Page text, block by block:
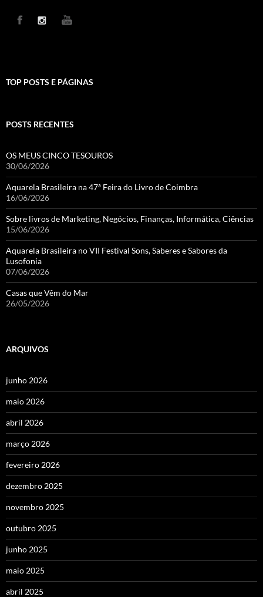
TOP POSTS E PÁGINAS
POSTS RECENTES
OS MEUS CINCO TESOUROS
30/06/2026
Aquarela Brasileira na 47ª Feira do Livro de Coimbra
16/06/2026
Sobre livros de Marketing, Negócios, Finanças, Informática, Ciências
15/06/2026
Aquarela Brasileira no VII Festival Sons, Saberes e Sabores da
Lusofonia
07/06/2026
Casas que Vêm do Mar
26/05/2026
ARQUIVOS
junho 2026
maio 2026
abril 2026
março 2026
fevereiro 2026
dezembro 2025
novembro 2025
outubro 2025
junho 2025
maio 2025
abril 2025